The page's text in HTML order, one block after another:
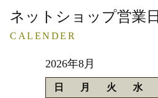
ネットショップ営業日
CALENDER
2026年8月
日 月 火 水